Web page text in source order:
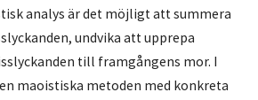
analys är det möjligt att summera
undvika att upprepa
till framgångens mor. I
maoistiska metoden med konkreta